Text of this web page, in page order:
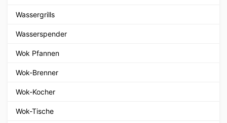
Wassergrills
Wasserspender
Wok Pfannen
Wok-Brenner
Wok-Kocher
Wok-Tische